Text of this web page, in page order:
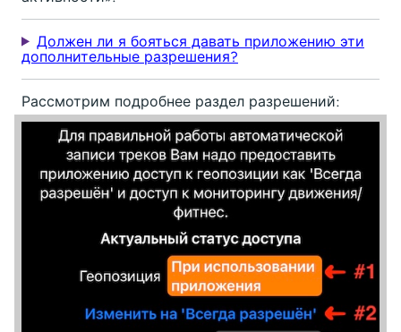
Должен ли я бояться давать приложению эти
дополнительные разрешения?
Рассмотрим подробнее раздел разрешений: